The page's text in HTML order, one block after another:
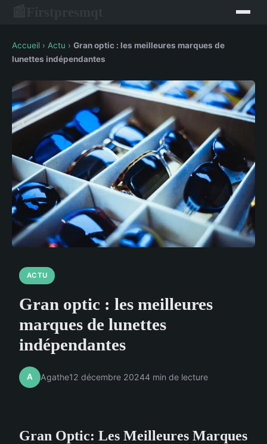
Accueil › Actu › Gran optic : les meilleures marques de
lunettes indépendantes
ACTU
Gran optic : les meilleures
marques de lunettes
indépendantes
A Agathe12 décembre 20244 min de lecture
Gran Optic: Les Meilleures Marques